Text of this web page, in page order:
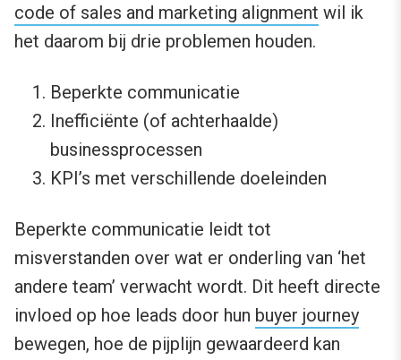
code of sales and marketing alignment wil ik
het daarom bij drie problemen houden.
Beperkte communicatie
Inefficiënte (of achterhaalde)
businessprocessen
KPI’s met verschillende doeleinden
Beperkte communicatie leidt tot
misverstanden over wat er onderling van ‘het
andere team’ verwacht wordt. Dit heeft directe
invloed op hoe leads door hun buyer journey
bewegen, hoe de pijplijn gewaardeerd kan